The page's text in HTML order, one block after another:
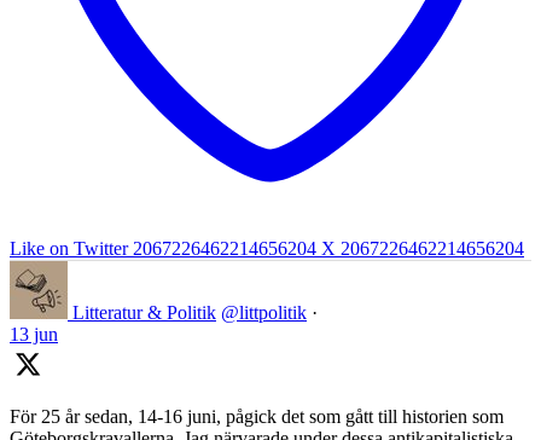
Like on Twitter 2067226462214656204 X 2067226462214656204
Litteratur & Politik @littpolitik ·
13 jun
För 25 år sedan, 14-16 juni, pågick det som gått till historien som